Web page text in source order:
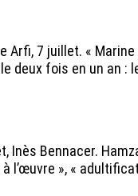
Arfi, 7 juillet. « Marine
deux fois en un an :
Inès Bennacer.
l’œuvre », «